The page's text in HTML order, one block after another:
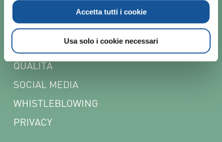
Accetta tutti i cookie
Usa solo i cookie necessari
CODICE ETICO
COOKIE
PARITÀ DI GENERE E INCLUSIONE
QUALITÀ
SOCIAL MEDIA
WHISTLEBLOWING
PRIVACY